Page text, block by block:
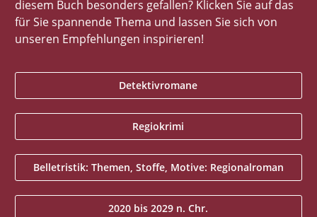
diesem Buch besonders gefallen? Klicken Sie auf das
für Sie spannende Thema und lassen Sie sich von
unseren Empfehlungen inspirieren!
Detektivromane
Regiokrimi
Belletristik: Themen, Stoffe, Motive: Regionalroman
2020 bis 2029 n. Chr.